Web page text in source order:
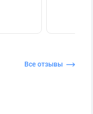
Все отзывы